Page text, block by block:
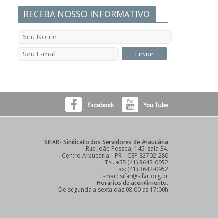
RECEBA NOSSO INFORMATIVO
SIFAR- Sindicato dos Servidores de Araucária
Rua João Pessoa, 145, sala 34.
Centro Araucária – PR – CEP 83702-280
Tel. +55 (41) 3642-0952
Fax: (41) 3642-0952
E-mail: sifar@sifar.org.br
Horários de atendimento:
De segunda a sexta das 08:00 às 17:00h